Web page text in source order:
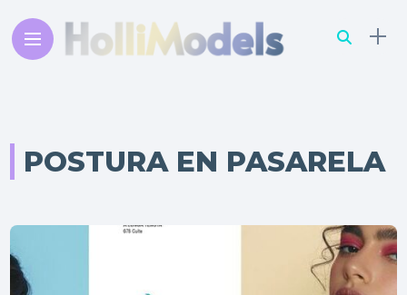
POSTURA EN PASARELA